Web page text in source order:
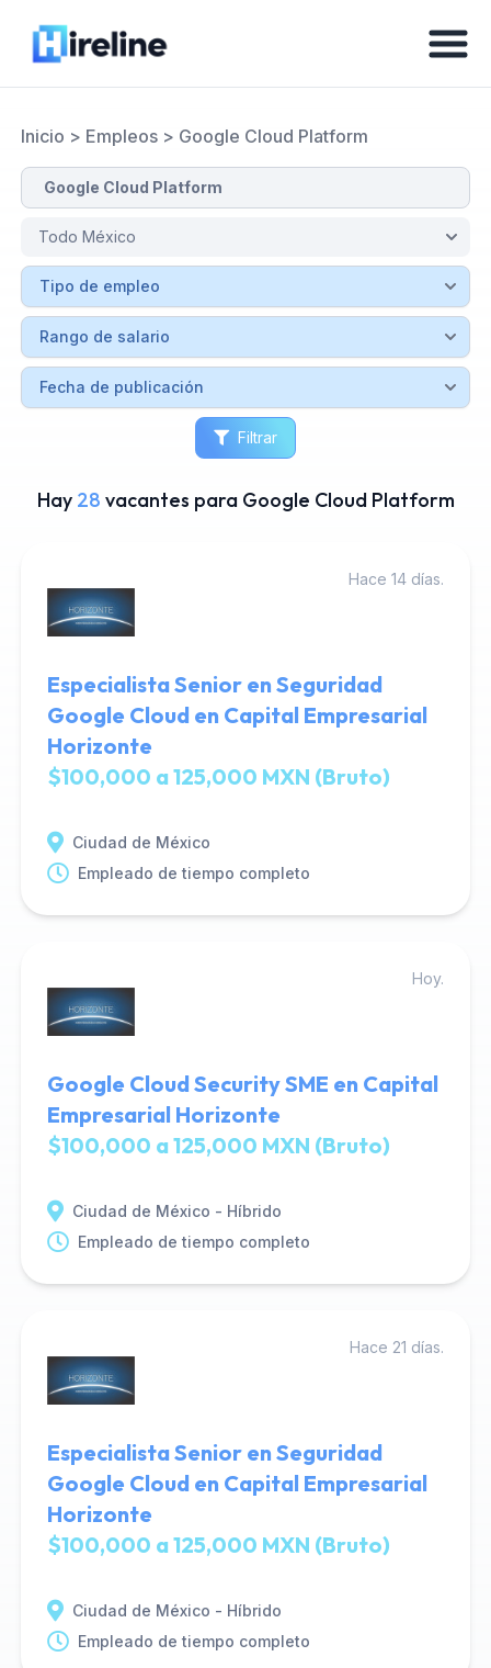
Inicio > Empleos> Google Cloud Platform
Filtrar
Hay 28 vacantes para Google Cloud Platform
Hace 14 días.
Especialista Senior en Seguridad
Google Cloud en Capital Empresarial
Horizonte
$100,000 a 125,000 MXN (Bruto)
Ciudad de México
Empleado de tiempo completo
Hoy.
Google Cloud Security SME en Capital
Empresarial Horizonte
$100,000 a 125,000 MXN (Bruto)
Ciudad de México - Híbrido
Empleado de tiempo completo
Hace 21 días.
Especialista Senior en Seguridad
Google Cloud en Capital Empresarial
Horizonte
$100,000 a 125,000 MXN (Bruto)
Ciudad de México - Híbrido
Empleado de tiempo completo